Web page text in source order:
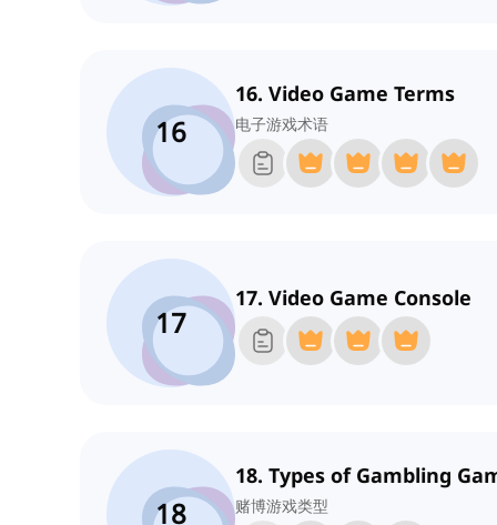
16
16. Video Game Terms
电子游戏术语
17
17. Video Game Console
18
18. Types of Gambling
赌博游戏类型